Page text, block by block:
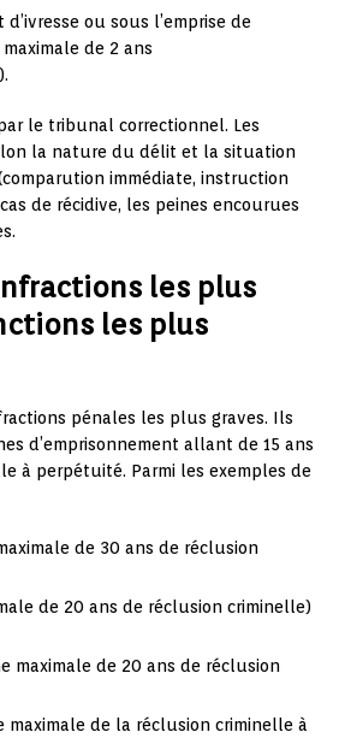
ou sous l’emprise de
de 2 ans
le tribunal correctionnel. Les
la nature du délit et la situation
immédiate, instruction
de récidive, les peines encourues
les plus
les plus
pénales les plus graves. Ils
d’emprisonnement allant de 15 ans
à perpétuité. Parmi les exemples de
de 30 ans de réclusion
de 20 ans de réclusion criminelle)
maximale de 20 ans de réclusion
maximale de la réclusion criminelle à